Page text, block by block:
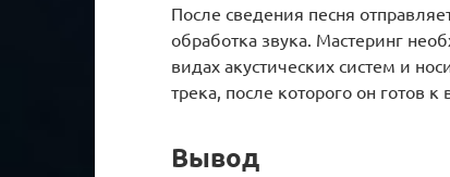
После сведения песня
обработка звука. Мастеринг
видах акустических систем и
трека, после которого он готов к
Вывод